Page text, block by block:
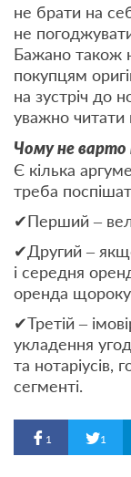
1 1
не брати на
не
Бажано також
покупцям
на зустріч до
уважно читати
Чому не варто
Є кілька
треба
✔Перший –
✔Другий –
і середня
оренда щороку
✔Третій –
укладення
та нотаріусів,
сегменті.